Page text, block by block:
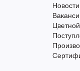
Новости